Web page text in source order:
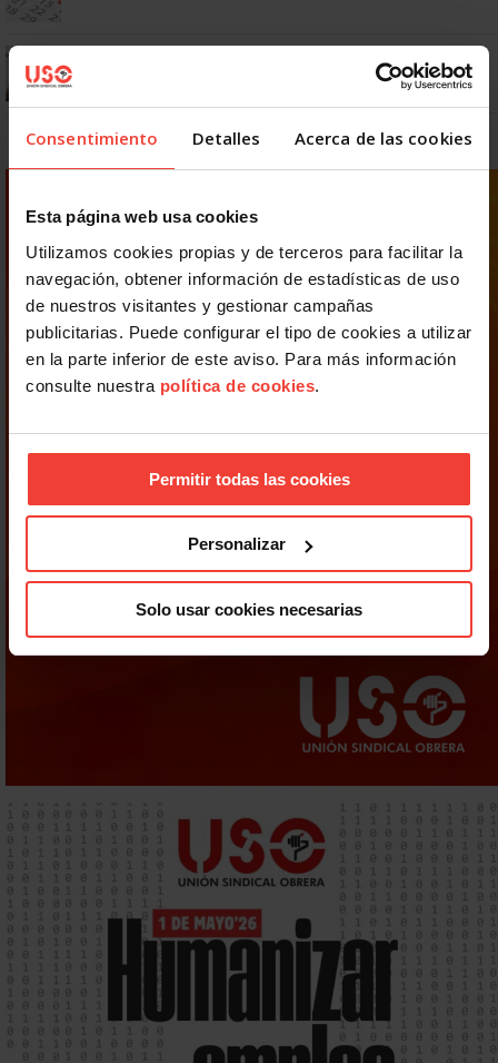
Consentimiento Detalles Acerca de las cookies
Esta página web usa cookies
Utilizamos cookies propias y de terceros para facilitar la
navegación, obtener información de estadísticas de uso
de nuestros visitantes y gestionar campañas
publicitarias. Puede configurar el tipo de cookies a utilizar
en la parte inferior de este aviso. Para más información
consulte nuestra política de cookies.
Permitir todas las cookies
Personalizar
Solo usar cookies necesarias